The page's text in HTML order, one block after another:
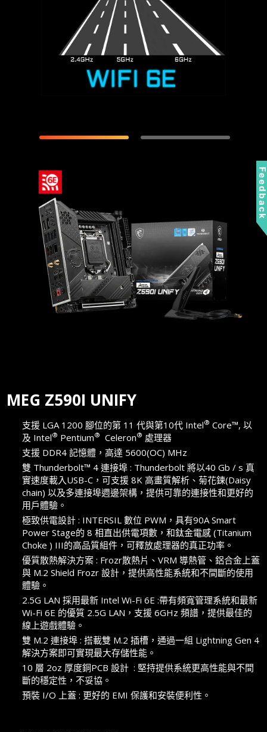
MEG Z590I UNIFY
支援 LGA 1200 腳位的第 11 代與第10代 Intel® Core™, 以
及 Intel® Pentium® Celeron® 處理器
支援 DDR4 記憶體，高達 5600(OC) MHz
雙 Thunderbolt™ 4 連接埠 : Thunderbolt 將以40 Gb / s 真
實速度載入USB-C，可支援 8K 高畫質解析、菊花鍊(Daisy
chain) 以及多連接埠週邊架構，提供可靠的連接性和更好的
用戶體驗。
極致供電設計 : INTERSIL 數位 PWM，具有90A Smart
Power Stage的 8 相直出供電項數，和鈦金電感 (Titanium
Choke ) III的高品質組件，可釋放處理器的真正功率。
優質散熱解決方案 : Frozr散熱片、VRM 導熱管、鋁合金上蓋
與 M.2 Shield Frozr 設計，提供高性能系統和不間斷的使用
體驗。
2.5G LAN 採用最新 Intel Wi-Fi 6E :帶有頻寬管理系統和最新
Wi-Fi 6E 的優質 2.5G LAN，支援 6GHz 頻譜，提供最佳的
線上遊戲體驗。
雙 M.2 連接埠 : 搭載雙 M.2 插槽，通過一組 Lightning Gen 4
解決方案即可實現最大存儲性能。
10 層 2oz 厚度銅PCB 設計 : 堅持提供系統更高性能與不間
斷的穩定性，不妥協。
預裝 I/O 上蓋 : 更好的 EMI 保護和安裝便利性。